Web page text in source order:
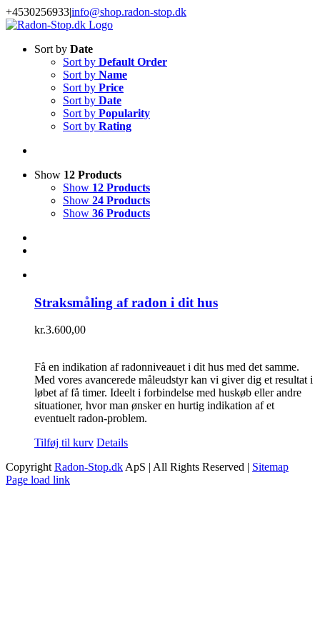
Skip
to
+4530256933|info@shop.radon-stop.dk
Facebook
LinkedIn
Instagram
YouTube
Sort by Date
Sort by Default Order
Sort by Name
Sort by Price
Sort by Date
Sort by Popularity
Sort by Rating
Show 12 Products
Show 12 Products
Show 24 Products
Show 36 Products
Straksmåling af radon i dit hus
kr.3.600,00
Få en indikation af radonniveauet i dit hus med det samme.
Med vores avancerede måleudstyr kan vi giver dig et resultat i
løbet af få timer. Ideelt i forbindelse med huskøb eller andre
situationer, hvor man ønsker en hurtig indikation af et
eventuelt radon-problem.
Tilføj til kurv Details
CopyrightRadon-Stop.dkApS | All Rights Reserved | Sitemap
Facebook
LinkedIn
Instagram
YouTube
Page load link